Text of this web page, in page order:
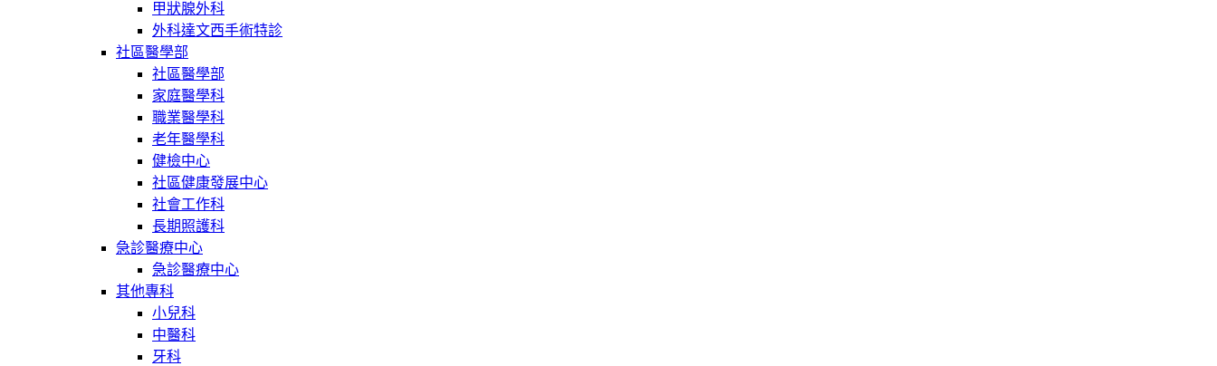
甲狀腺外科
外科達文西手術特診
社區醫學部
社區醫學部
家庭醫學科
職業醫學科
老年醫學科
健檢中心
社區健康發展中心
社會工作科
長期照護科
急診醫療中心
急診醫療中心
其他專科
小兒科
中醫科
牙科